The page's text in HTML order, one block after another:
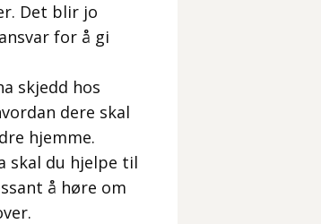
Det blir jo
for å gi
skjedd hos
dere skal
hjemme.
skal du hjelpe til
å høre om